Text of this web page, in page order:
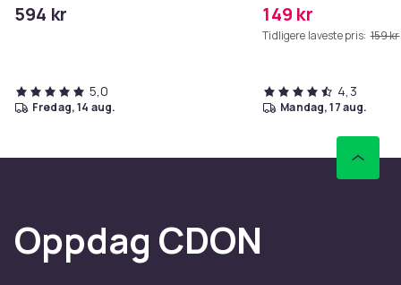
594 kr
5,0
fredag, 14 aug.
149 kr
Tidligere laveste pris: 159 kr
4,3
mandag, 17 aug.
Oppdag CDON